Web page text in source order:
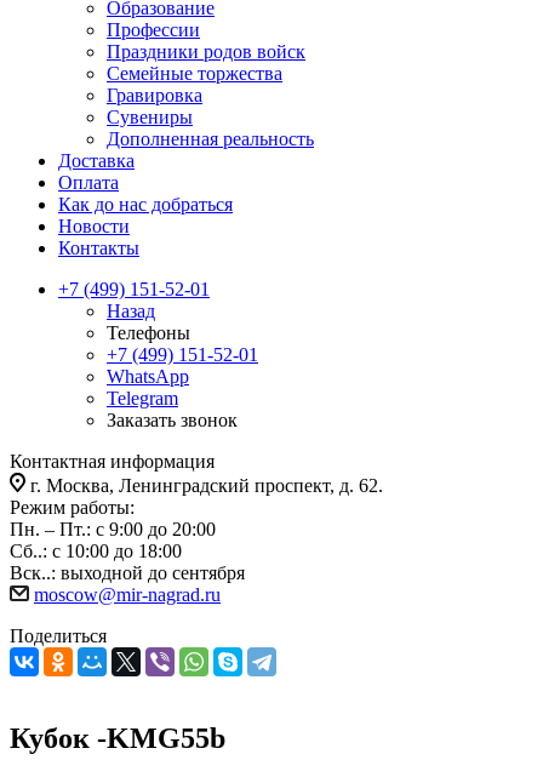
Образование
Профессии
Праздники родов войск
Семейные торжества
Гравировка
Сувениры
Дополненная реальность
Доставка
Оплата
Как до нас добраться
Новости
Контакты
+7 (499) 151-52-01
Назад
Телефоны
+7 (499) 151-52-01
WhatsApp
Telegram
Заказать звонок
Контактная информация
г. Москва, Ленинградский проспект, д. 62.
Режим работы:
Пн. – Пт.: с 9:00 до 20:00
Сб..: с 10:00 до 18:00
Вск..: выходной до сентября
moscow@mir-nagrad.ru
Поделиться
Кубок -KMG55b